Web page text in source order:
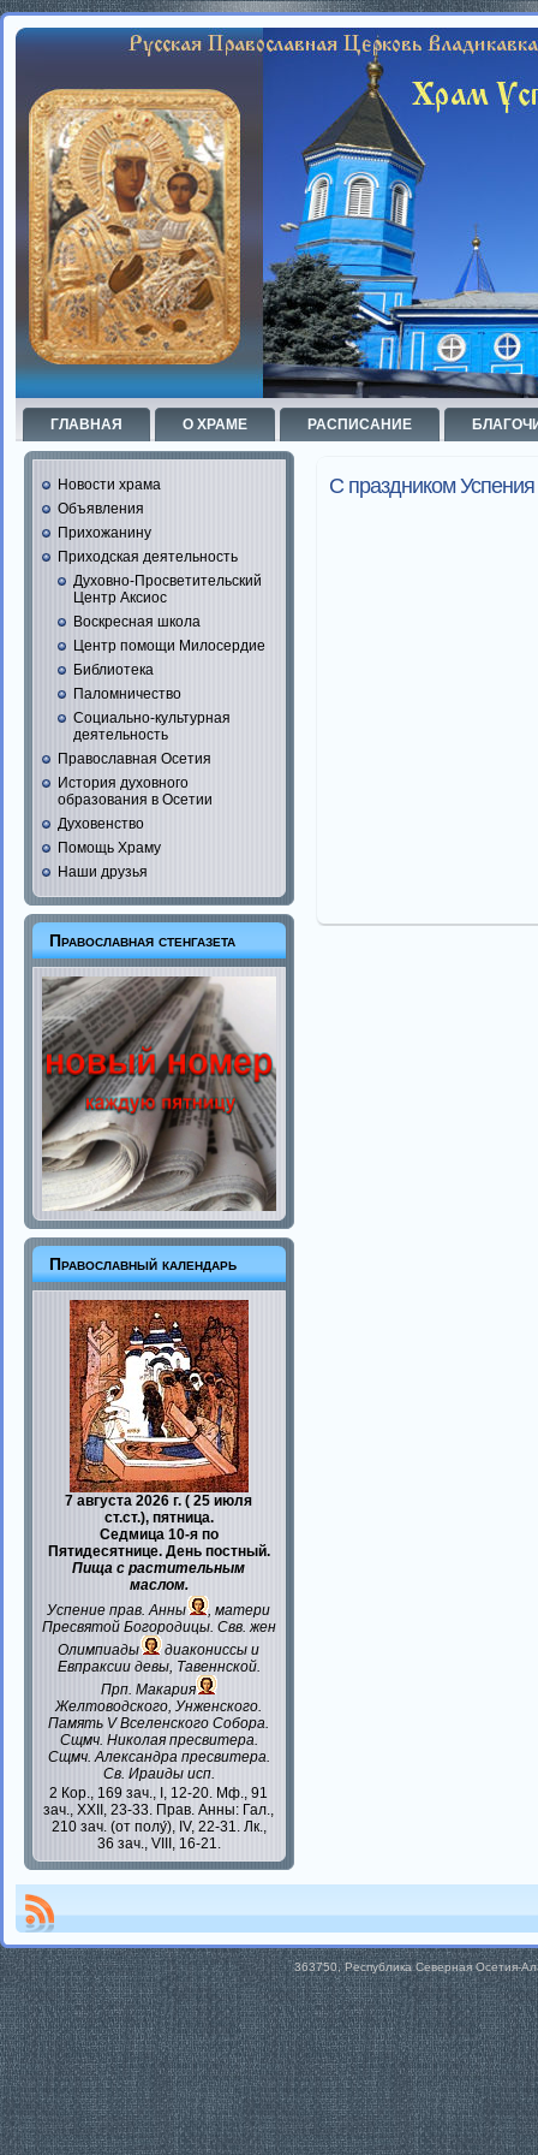
ГЛАВНАЯ О ХРАМЕ РАСПИСАНИЕ
Новости храма
Объявления
Прихожанину
Приходская деятельность
Духовно-Просветительский
Центр Аксиос
Воскресная школа
Центр помощи Милосердие
Библиотека
Паломничество
Социально-культурная
деятельность
Православная Осетия
История духовного
образования в Осетии
Духовенство
Помощь Храму
Наши друзья
Православная стенгазета
Православный календарь
7 августа 2026 г. ( 25 июля
ст.ст.), пятница.
Седмица 10-я по
Пятидесятнице. День постный.
Пища с растительным
маслом.
Успение прав.Анны
, матери
Пресвятой Богородицы. Свв. жен
Олимпиады
диакониссы и
Евпраксии девы, Тавеннской.
Прп. Макария
Желтоводского, Унженского.
Память V Вселенского Собора.
Сщмч. Николая пресвитера.
Сщмч.Александра пресвитера.
Св. Ираиды исп.
2 Кор., 169 зач., I, 12-20. Мф., 91
зач., XXII, 23-33. Прав. Анны: Гал.,
210 зач. (от полу́), IV, 22-31. Лк.,
36 зач., VIII, 16-21.
С праздником
363750, Республика Северная Осетия-